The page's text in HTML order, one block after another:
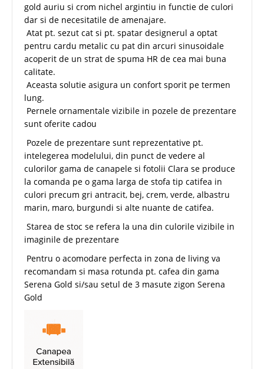
gold auriu si crom nichel argintiu in functie de culori
dar si de necesitatile de amenajare.
Atat pt. sezut cat si pt. spatar designerul a optat
pentru cardu metalic cu pat din arcuri sinusoidale
acoperit de un strat de spuma HR de cea mai buna
calitate.
Aceasta solutie asigura un confort sporit pe termen
lung.
Pernele ornamentale vizibile in pozele de prezentare
sunt oferite cadou
Pozele de prezentare sunt reprezentative pt.
intelegerea modelului, din punct de vedere al
culorilor gama de canapele si fotolii Clara se produce
la comanda pe o gama larga de stofa tip catifea in
culori precum gri antracit, bej, crem, verde, albastru
marin, maro, burgundi si alte nuante de catifea.
Starea de stoc se refera la una din culorile vizibile in
imaginile de prezentare
Pentru o acomodare perfecta in zona de living va
recomandam si masa rotunda pt. cafea din gama
Serena Gold si/sau setul de 3 masute zigon Serena
Gold